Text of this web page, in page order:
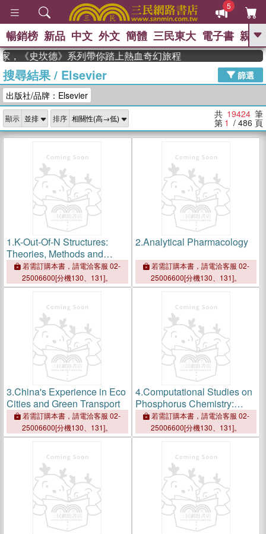
5
GO
高希均教授回憶錄
、 The Odyssey 、 父親節 、 如果歷
獎 臺灣漫遊錄 、 方念華 、 台灣的李
登輝時代
數學女孩：黎曼猜想 、
偉大的迷走神經
暢銷榜 新品 中文 外文 簡體 三民東大 電子書 親子
史坎德》系列帶你踏上熱血奇幻旅程
搜尋結果/ Elsevier
篩選
出版社/品牌：Elsevier
顯示 排序 共 19424 筆
第 1 / 486 頁
1.K-Out-Of-N Structures:
Theories, Methods and
Applications
若需訂購本書，請電洽客服 02-
25006600[分機130、131]。
2.Analytical Pharmacology
若需訂購本書，請電洽客服 02-
25006600[分機130、131]。
3.China's Experience in Eco
Cities and Green Transport
若需訂購本書，請電洽客服 02-
25006600[分機130、131]。
4.Computational Studies on
Phosphorus Chemistry:
Structure, Spectroscopy and
Mechanisms
若需訂購本書，請電洽客服 02-
25006600[分機130、131]。